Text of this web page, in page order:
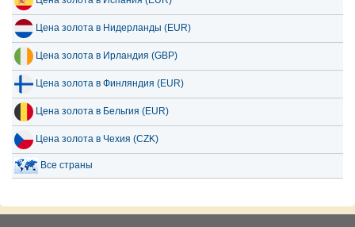
Цена золота в Нидерланды (EUR)
Цена золота в Ирландия (GBP)
Цена золота в Финляндия (EUR)
Цена золота в Бельгия (EUR)
Цена золота в Чехия (CZK)
Все страны